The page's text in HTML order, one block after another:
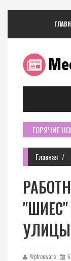
ГОРЯЧИЕ
Главная
Wpfreeware